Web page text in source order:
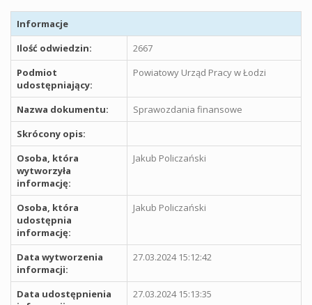
Informacje
Ilość odwiedzin:
2667
Podmiot
udostępniający:
Powiatowy Urząd Pracy w Łodzi
Nazwa dokumentu:
Sprawozdania finansowe
Skrócony opis:
Osoba, która
wytworzyła
informację:
Jakub Policzański
Osoba, która
udostępnia
informację:
Jakub Policzański
Data wytworzenia
informacji:
27.03.2024 15:12:42
Data udostępnienia
27.03.2024 15:13:35